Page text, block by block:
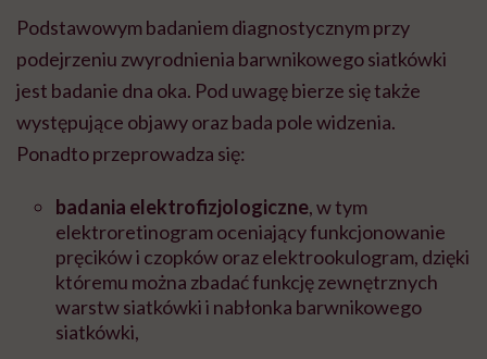
Podstawowym badaniem diagnostycznym przy
podejrzeniu zwyrodnienia barwnikowego siatkówki
jest badanie dna oka. Pod uwagę bierze się także
występujące objawy oraz bada pole widzenia.
Ponadto przeprowadza się:
badania elektrofizjologiczne, w tym
elektroretinogram oceniający funkcjonowanie
pręcików i czopków oraz elektrookulogram, dzięki
któremu można zbadać funkcję zewnętrznych
warstw siatkówki i nabłonka barwnikowego
siatkówki,